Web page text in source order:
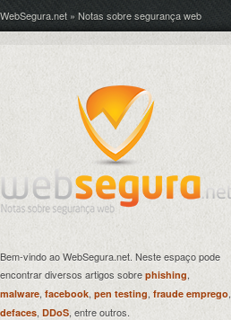
WebSegura.net » Notas sobre segurança web
Bem-vindo ao WebSegura.net. Neste espaço pode
encontrar diversos artigos sobre phishing,
malware, facebook, pen testing fraude emprego,
defaces, DDoS, entre outros.